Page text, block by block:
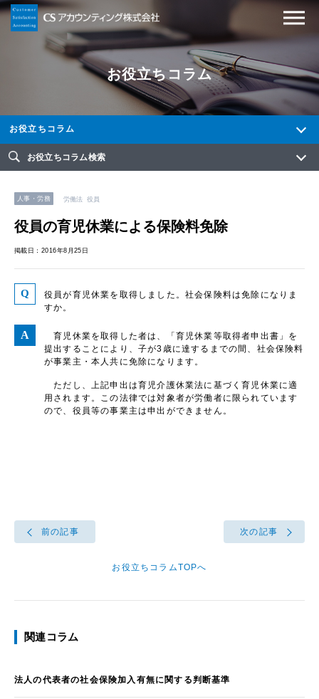
お役立ちコラム
お役立ちコラム
お役立ちコラム検索
人事・労務 労働法 役員
役員の育児休業による保険料免除
掲載日：2016年8月25日
役員が育児休業を取得しました。社会保険料は免除になりま
すか。
育児休業を取得した者は、「育児休業等取得者申出書」を
提出することにより、子が3歳に達するまでの間、社会保険料
が事業主・本人共に免除になります。
ただし、上記申出は育児介護休業法に基づく育児休業に適
用されます。この法律では対象者が労働者に限られています
ので、役員等の事業主は申出ができません。
前の記事
お役立ちコラムTOPへ
次の記事
関連コラム
法人の代表者の社会保険加入有無に関する判断基準